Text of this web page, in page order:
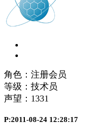
角色：注册会员
等级：技术员
声望： 1331
P:2011-08-24 12:28:17